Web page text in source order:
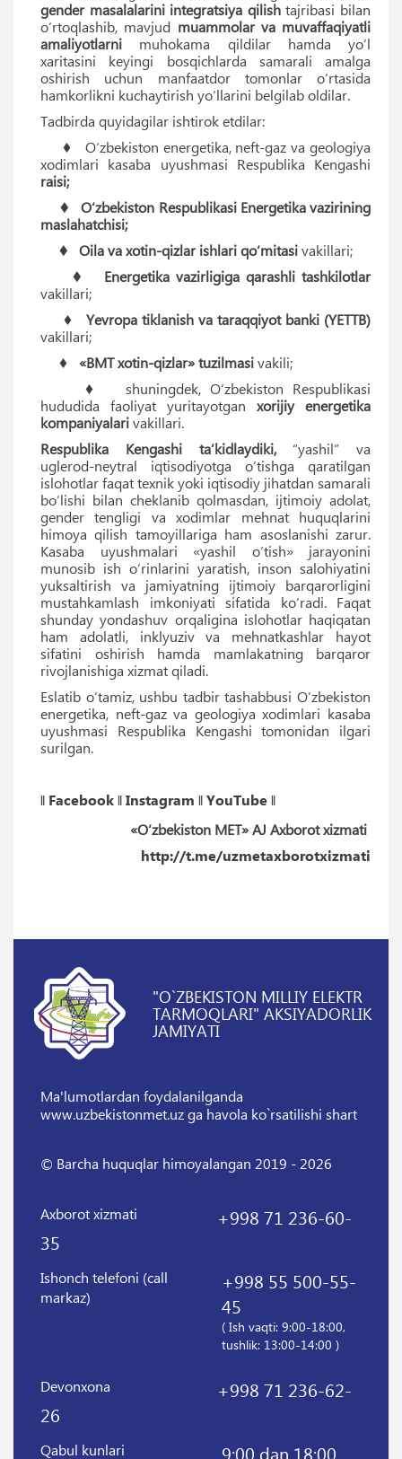
gender masalalarini integratsiya qilishtajribasi bilan
o‘rtoqlashib, mavjud muammolar va muvaffaqiyatli
amaliyotlarni muhokama qildilar hamda yo‘l
xaritasini keyingi bosqichlarda samarali amalga
oshirish uchun manfaatdor tomonlar o‘rtasida
hamkorlikni kuchaytirish yo‘llarini belgilab oldilar.
Tadbirda quyidagilar ishtirok etdilar:
♦ O‘zbekiston energetika, neft-gaz va geologiya
xodimlari kasaba uyushmasi Respublika Kengashi
raisi;
♦ O‘zbekiston Respublikasi Energetika vazirining
maslahatchisi;
♦ Oila va xotin-qizlar ishlari qo‘mitasivakillari;
♦ Energetika vazirligiga qarashli tashkilotlar
vakillari;
♦Yevropa tiklanish va taraqqiyot banki (YETTB)
vakillari;
♦ «BMT xotin-qizlar» tuzilmasivakili;
♦ shuningdek, O‘zbekiston Respublikasi
hududida faoliyat yuritayotgan xorijiy energetika
kompaniyalarivakillari.
Respublika Kengashi taʼkidlaydiki,“yashil” va
uglerod-neytral iqtisodiyotga o‘tishga qaratilgan
islohotlar faqat texnik yoki iqtisodiy jihatdan samarali
bo‘lishi bilan cheklanib qolmasdan, ijtimoiy adolat,
gender tengligi va xodimlar mehnat huquqlarini
himoya qilish tamoyillariga ham asoslanishi zarur.
Kasaba uyushmalari «yashil o‘tish» jarayonini
munosib ish o‘rinlarini yaratish, inson salohiyatini
yuksaltirish va jamiyatning ijtimoiy barqarorligini
mustahkamlash imkoniyati sifatida ko‘radi. Faqat
shunday yondashuv orqaligina islohotlar haqiqatan
ham adolatli, inklyuziv va mehnatkashlar hayot
sifatini oshirish hamda mamlakatning barqaror
rivojlanishiga xizmat qiladi.
Eslatib o‘tamiz, ushbu tadbir tashabbusi O‘zbekiston
energetika, neft-gaz va geologiya xodimlari kasaba
uyushmasi Respublika Kengashi tomonidan ilgari
surilgan.
‖ Facebook‖Instagram ‖YouTube‖
«O‘zbekiston MET» AJ Axborot xizmati
http://t.me/uzmetaxborotxizmati
"O`ZBEKISTON MILLIY ELEKTR
TARMOQLARI" AKSIYADORLIK
JAMIYATI
Ma'lumotlardan foydalanilganda
www.uzbekistonmet.uz ga havola ko`rsatilishi shart
© Barcha huquqlar himoyalangan 2019 - 2026
Axborot xizmati
+998 71 236-60-
35
Ishonch telefoni (call
markaz)
+998 55 500-55-
45
( Ish vaqti: 9:00-18:00,
tushlik: 13:00-14:00 )
Devonxona
+998 71 236-62-
26
Qabul kunlari 9:00 dan 18:00